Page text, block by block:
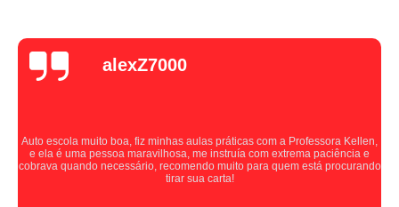
alexZ7000
Auto escola muito boa, fiz minhas aulas práticas com a Professora Kellen,
e ela é uma pessoa maravilhosa, me instruía com extrema paciência e
cobrava quando necessário, recomendo muito para quem está procurando
tirar sua carta!